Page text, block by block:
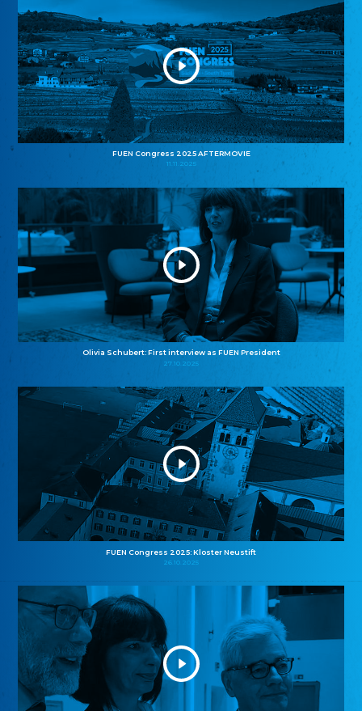
FUEN Congress 2025 AFTERMOVIE
11.11.2025
Olivia Schubert: First interview as FUEN President
27.10.2025
FUEN Congress 2025: Kloster Neustift
26.10.2025